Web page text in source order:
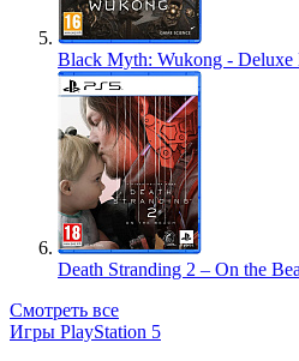
Black Myth: Wukong - Deluxe
Death Stranding 2 – On the
Смотреть все
Игры PlayStation 5